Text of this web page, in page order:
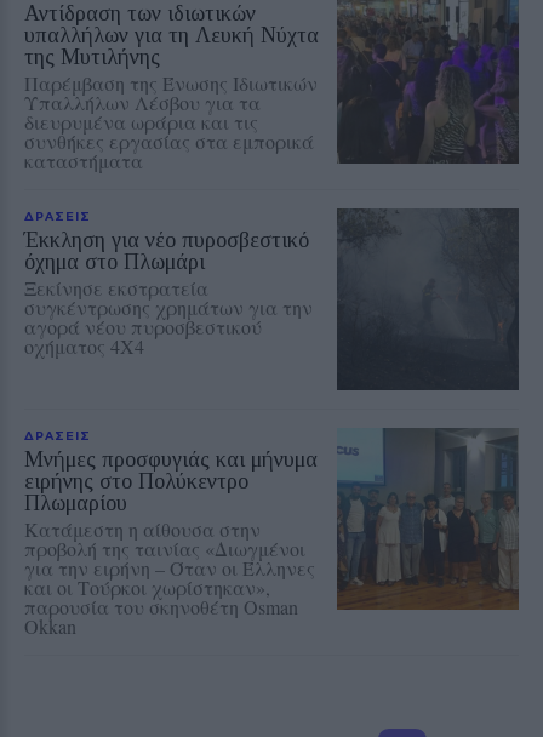
Αντίδραση των ιδιωτικών
υπαλλήλων για τη Λευκή Νύχτα
της Μυτιλήνης
Παρέμβαση της Ένωσης Ιδιωτικών
Υπαλλήλων Λέσβου για τα
διευρυμένα ωράρια και τις
συνθήκες εργασίας στα εμπορικά
καταστήματα
ΔΡΑΣΕΙΣ
Έκκληση για νέο πυροσβεστικό
όχημα στο Πλωμάρι
Ξεκίνησε εκστρατεία
συγκέντρωσης χρημάτων για την
αγορά νέου πυροσβεστικού
οχήματος 4Χ4
ΔΡΑΣΕΙΣ
Μνήμες προσφυγιάς και μήνυμα
ειρήνης στο Πολύκεντρο
Πλωμαρίου
Κατάμεστη η αίθουσα στην
προβολή της ταινίας «Διωγμένοι
για την ειρήνη – Όταν οι Έλληνες
και οι Τούρκοι χωρίστηκαν»,
παρουσία του σκηνοθέτη Osman
Okkan